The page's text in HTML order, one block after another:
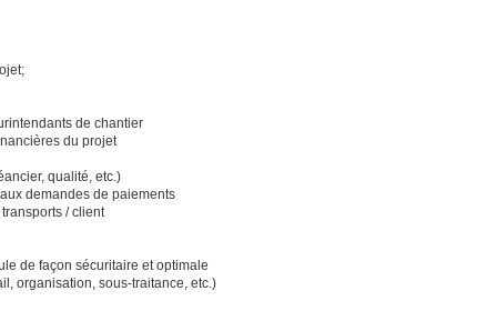
de chantier
du projet
qualité, etc.)
demandes de paiements
/ client
de façon sécuritaire et optimale
organisation, sous-traitance, etc.)